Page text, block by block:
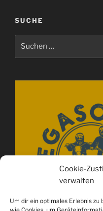
Cookie-
verwalten
Um dir ein optimales Erlebnis
SUCHE